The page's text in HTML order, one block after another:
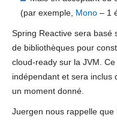
(par exemple, Mono– 1
Spring Reactive sera basé
de bibliothèques pour
cloud-ready sur la JVM.
indépendant et sera inclus
un moment donné.
Juergen nous rappelle que